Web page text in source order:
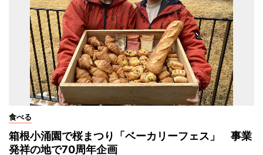
食べる
箱根小涌園で桜まつり「ベーカリーフェス」 事業
発祥の地で70周年企画